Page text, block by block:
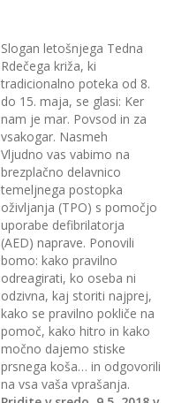
Slogan letošnjega Tedna
Rdečega križa, ki
tradicionalno poteka od 8.
do 15. maja, se glasi: Ker
nam je mar. Povsod in za
vsakogar. Nasmeh
Vljudno vas vabimo na
brezplačno delavnico
temeljnega postopka
oživljanja (TPO) s pomočjo
uporabe defibrilatorja
(AED) naprave. Ponovili
bomo: kako pravilno
odreagirati, ko oseba ni
odzivna, kaj storiti najprej,
kako se pravilno pokliče na
pomoč, kako hitro in kako
močno dajemo stiske
prsnega koša… in odgovorili
na vsa vaša vprašanja.